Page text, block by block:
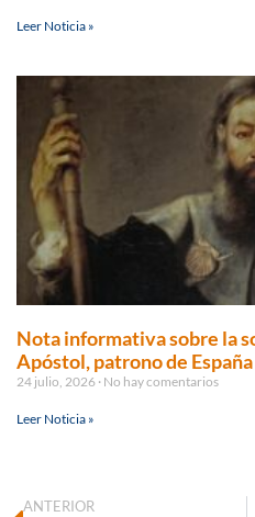
Leer Noticia »
Nota informativa sobre la
Apóstol, patrono de España
24 julio, 2026 No hay comentarios
Leer Noticia »
ANTERIOR